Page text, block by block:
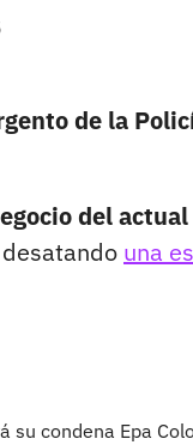
de la
del
una
su condena Epa